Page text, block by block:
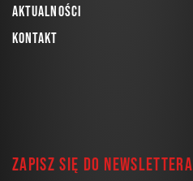
Aktualności
Kontakt
Zapisz się do newslettera